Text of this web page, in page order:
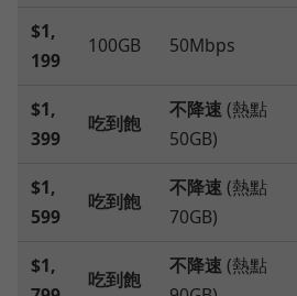
$1,
199
100GB 50Mbps
$1,
399
吃到飽
不降速(熱點
50GB)
$1,
599
吃到飽
不降速(熱點
70GB)
$1,
吃到飽
不降速(熱點